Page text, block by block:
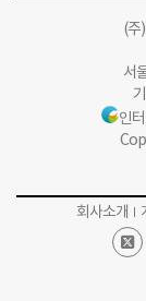
(주
서
인
회사소개